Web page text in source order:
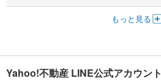
もっと見る
Yahoo!不動産 LINE公式アカウント